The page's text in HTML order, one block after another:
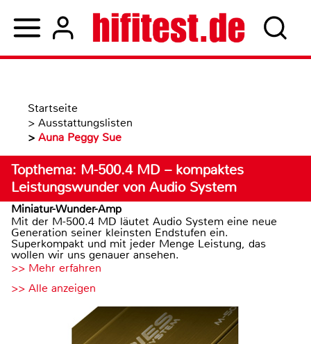
Startseite
> Ausstattungslisten
> Auna Peggy Sue
Topthema: M-500.4 MD – kompaktes
Leistungswunder von Audio System
Miniatur-Wunder-Amp
Mit der M-500.4 MD läutet Audio System eine neue
Generation seiner kleinsten Endstufen ein.
Superkompakt und mit jeder Menge Leistung, das
wollen wir uns genauer ansehen.
>> Mehr erfahren
>> Alle anzeigen